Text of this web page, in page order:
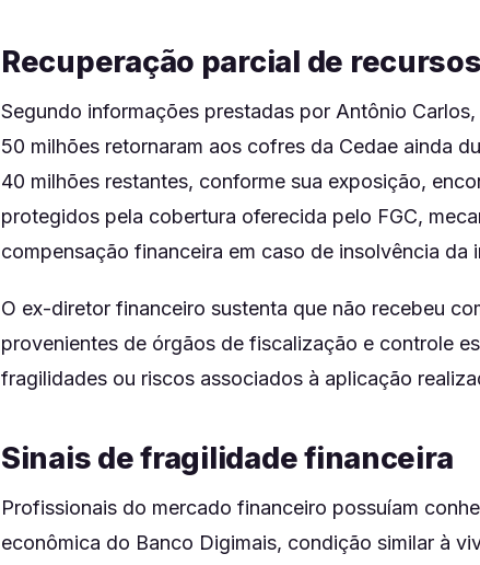
Recuperação parcial de recursos
Segundo informações prestadas por Antônio
50 milhões retornaram aos cofres da Cedae ainda
40 milhões restantes, conforme sua exposição,
protegidos pela cobertura oferecida pelo FGC,
compensação financeira em caso de insolvência da
O ex-diretor financeiro sustenta que não recebeu
provenientes de órgãos de fiscalização e controle
fragilidades ou riscos associados à aplicação
Sinais de fragilidade financeira
Profissionais do mercado financeiro possuíam
econômica do Banco Digimais, condição similar à